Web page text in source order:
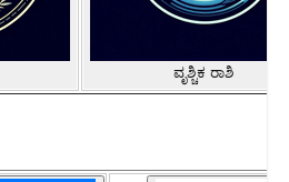
ವೃಶ್ಚಿಕ ರಾಶಿ